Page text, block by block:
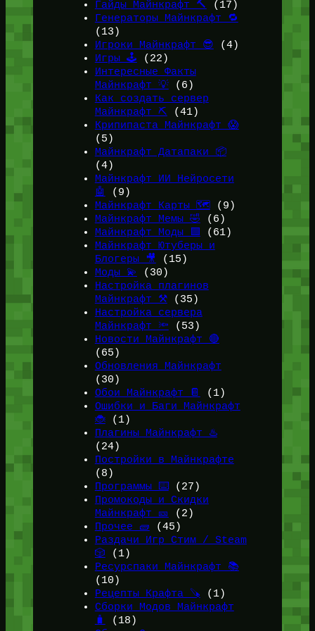
Гайды Майнкрафт 🔨
(17)
Генераторы Майнкрафт 🔁
(13)
Игроки Майнкрафт 😎 (4)
Игры 🕹️ (22)
Интересные Факты
Майнкрафт 💡(6)
Как создать сервер
Майнкрафт ⛏️ (41)
Крипипаста Майнкрафт 😱
(5)
Майнкрафт Датапаки 📦
(4)
Майнкрафт ИИ Нейросети
🤖
(9)
Майнкрафт Карты 🗺️ (9)
Майнкрафт Мемы 🤣 (6)
Майнкрафт Моды 🟩
(61)
Майнкрафт Ютуберы и
Блогеры 🎥
(15)
Моды 💫
(30)
Настройка плагинов
Майнкрафт ⚒️(35)
Настройка сервера
Майнкрафт 🔦 (53)
Новости Майнкрафт 🔴
(65)
Обновления Майнкрафт
(30)
Обои Майнкрафт 📔
(1)
Ошибки и Баги Майнкрафт
🐞(1)
Плагины Майнкрафт ♨️
(24)
Постройки в Майнкрафте
(8)
Программы ⌨️ (27)
Промокоды и Скидки
Майнкрафт 🎫
(2)
Прочее 🧱 (45)
Раздачи Игр Стим / Steam
🎲 (1)
Ресурспаки Майнкрафт 📚
(10)
Рецепты Крафта 🪚 (1)
Сборки Модов Майнкрафт
🧳
(18)